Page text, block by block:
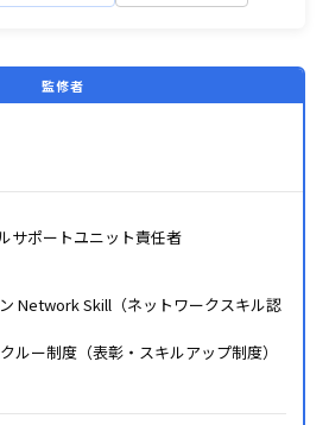
監修者
サポートユニット責任者
Network Skill（ネットワークスキル認
ルー制度（表彰・スキルアップ制度）